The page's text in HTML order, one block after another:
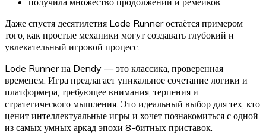
Даже спустя десятилетия Lode Runner остаётся примером
того, как простые механики могут создавать глубокий и
увлекательный игровой процесс.
Lode Runner на Dendy — это классика, проверенная
временем. Игра предлагает уникальное сочетание логики и
платформера, требующее внимания, терпения и
стратегического мышления. Это идеальный выбор для тех, кто
ценит интеллектуальные игры и хочет познакомиться с одной
из самых умных аркад эпохи 8-битных приставок.